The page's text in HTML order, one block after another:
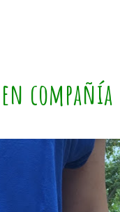
compañía